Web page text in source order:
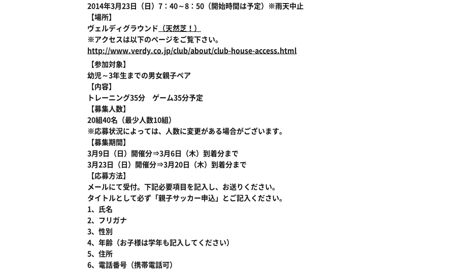
2014年3月23日（日）7：40～8：50（開始時間は予定）※雨天中止
【場所】
ヴェルディグラウンド （天然芝！）
※アクセスは以下のページをご覧下さい。
http://www.verdy.co.jp/club/about/club-house-access.html
【参加対象】
幼児～3年生までの男女親子ペア
【内容】
トレーニング35分 ゲーム35分予定
【募集人数】
20組40名（最少人数10組）
※応募状況によっては、人数に変更がある場合がございます。
【募集期間】
3月9日（日）開催分⇒3月6日（木）到着分まで
3月23日（日）開催分⇒3月20日（木）到着分まで
【応募方法】
メールにて受付。下記必要項目を記入し、お送りください。
タイトルとして必ず「親子サッカー申込」とご記入ください。
1、氏名
2、フリガナ
3、性別
4、年齢（お子様は学年も記入してください）
5、住所
6、電話番号（携帯電話可）